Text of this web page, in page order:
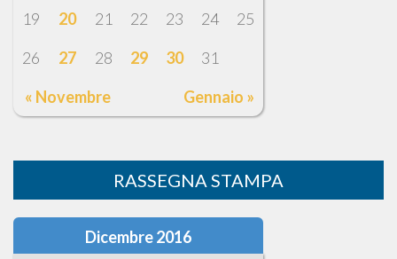
« Novembre Gennaio »
19
20 21 22 23 24
25
26
27 28 29 30 31
RASSEGNA STAMPA
Dicembre 2016